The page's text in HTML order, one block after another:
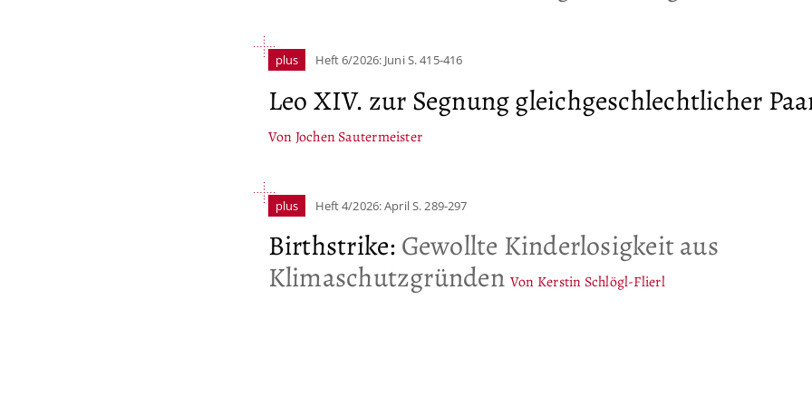
plus Heft 6/2026: JuniS. 415-416
Leo XIV. zur Segnung gleichgeschlechtlicher
Von Jochen Sautermeister
plus Heft 4/2026: AprilS. 289-297
Birthstrike: Gewollte Kinderlosigkeit aus
Klimaschutzgründen Von Kerstin Schlögl-Flierl